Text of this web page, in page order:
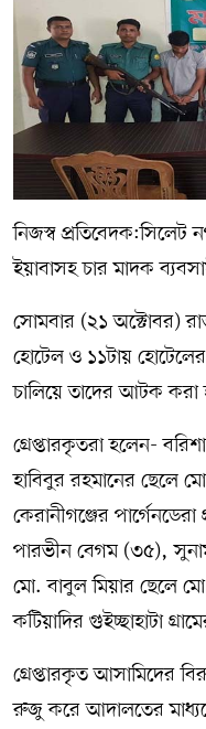
নিজস্ব
ইয়াবাসহ চার মাদক
সোমবার (২১ অক্টোবর)
হোটেল ও ১১টায়
চালিয়ে তাদের আটক করা
গ্রেপ্তারকৃতরা হলেন-
হাবিবুর রহমানের ছেলে
কেরানীগঞ্জের
পারভীন বেগম (৩৫),
মো. বাবুল মিয়ার ছেলে
কটিয়াদির গুইচ্ছাহাটা
গ্রেপ্তারকৃত আসামিদের
রুজু করে আদালতের
সম্পাদকীয় কলাম
ABOUT US
DIAL SYLHET